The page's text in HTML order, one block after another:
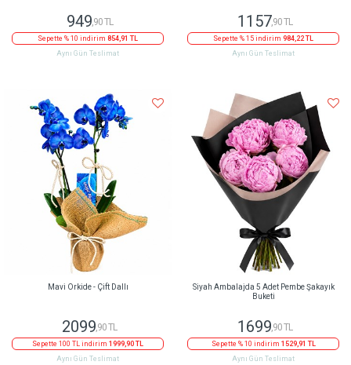
949,90 TL
Sepette % 10 indirim 854,91 TL
Aynı Gün Teslimat
1157,90 TL
Sepette % 15 indirim 984,22 TL
Aynı Gün Teslimat
Mavi Orkide - Çift Dallı
2099,90 TL
Sepette 100 TL indirim 1999,90 TL
Aynı Gün Teslimat
Siyah Ambalajda 5 Adet Pembe Şakayık
Buketi
1699,90 TL
Sepette % 10 indirim 1529,91 TL
Aynı Gün Teslimat